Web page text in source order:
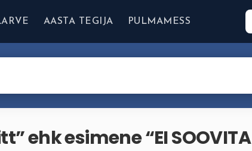
AASTA TEGIJA PULMAMESS
ehk esimene “EI SOOVITA